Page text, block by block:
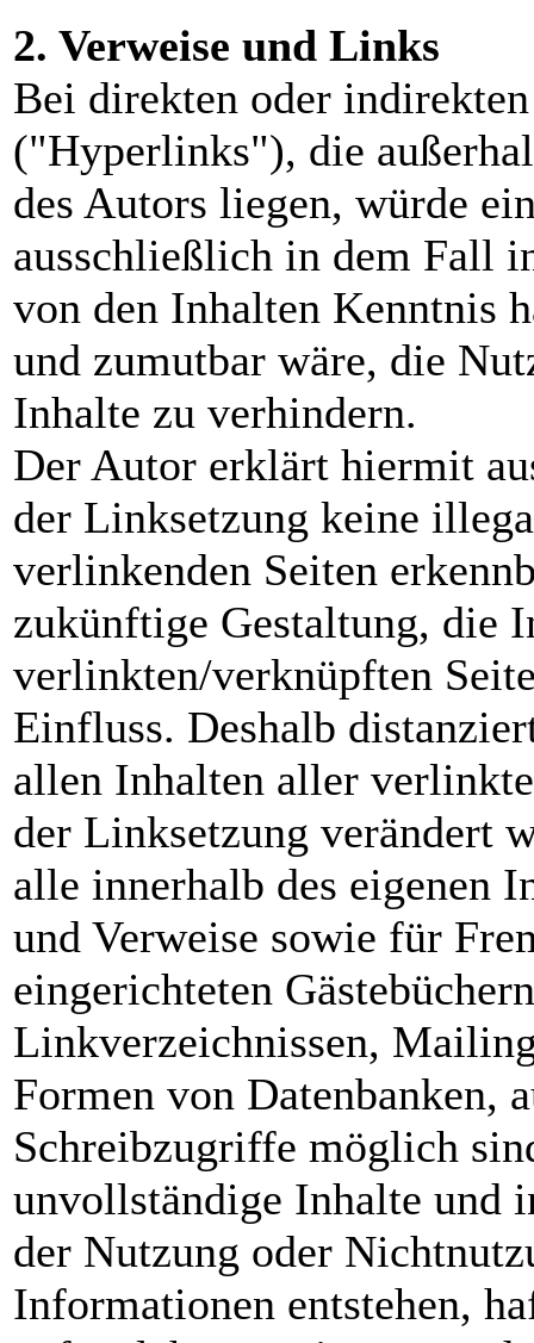
2. Verweise und Links
Bei direkten oder
("Hyperlinks"), die
des Autors liegen, würde
ausschließlich in dem Fall
von den Inhalten Kenntnis
und zumutbar wäre, die
Inhalte zu verhindern.
Der Autor erklärt hiermit
der Linksetzung keine
verlinkenden Seiten
zukünftige Gestaltung, die
verlinkten/verknüpften
Einfluss. Deshalb
allen Inhalten aller
der Linksetzung verändert
alle innerhalb des eigenen
und Verweise sowie für
eingerichteten
Linkverzeichnissen,
Formen von Datenbanken,
Schreibzugriffe möglich
unvollständige Inhalte und
der Nutzung oder
Informationen entstehen,